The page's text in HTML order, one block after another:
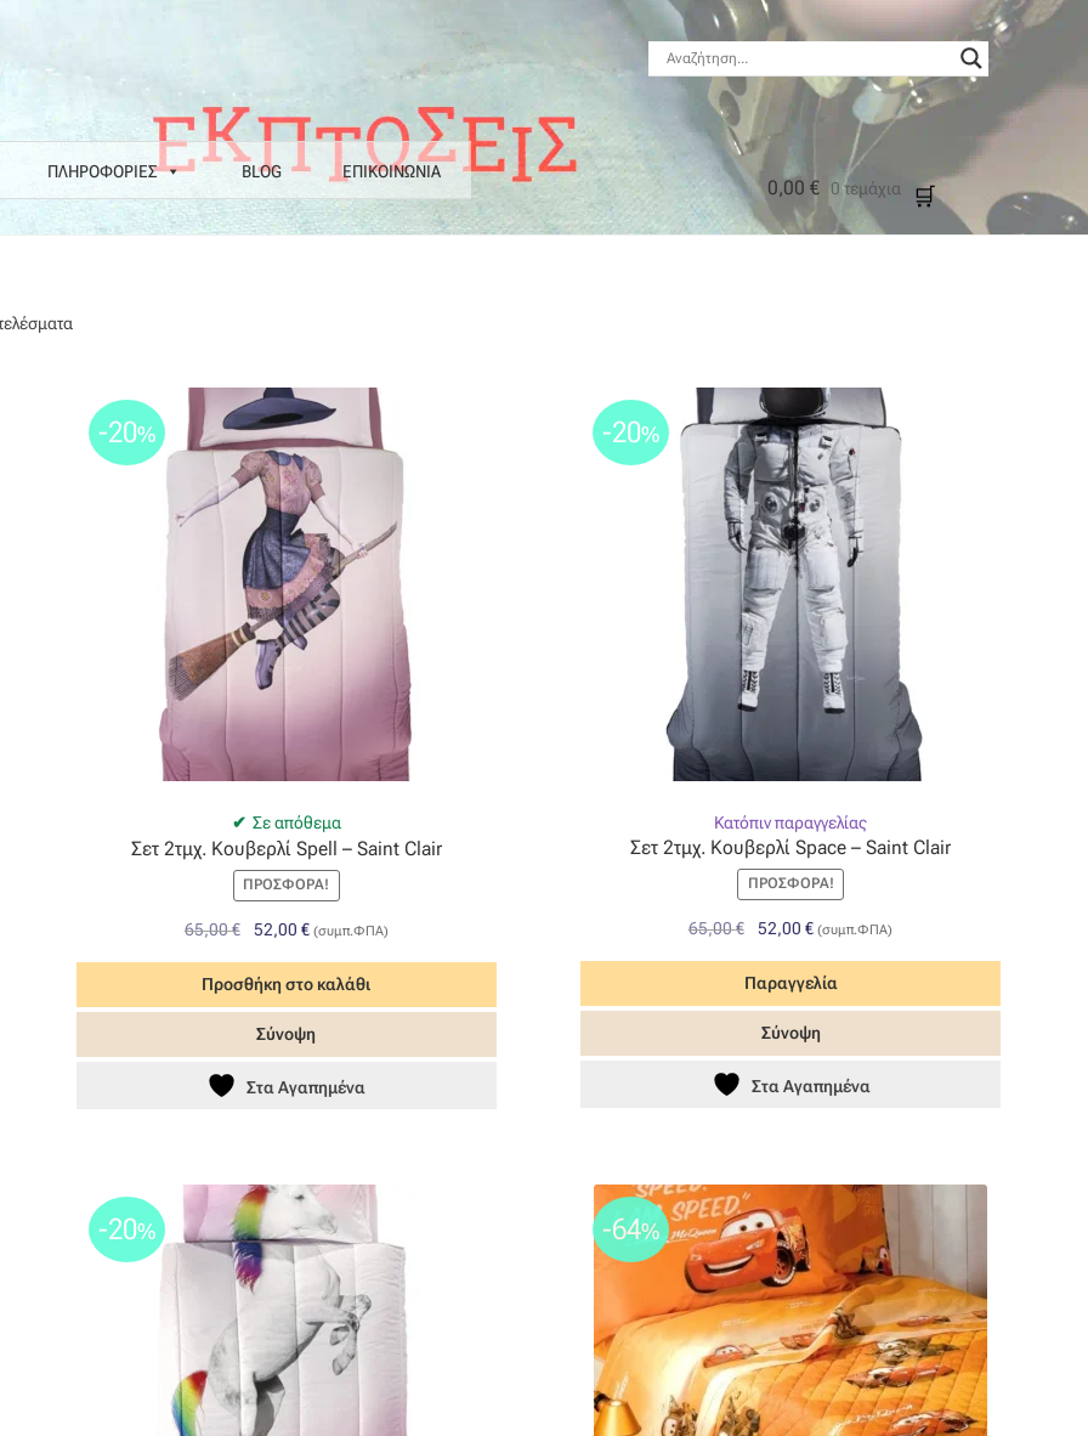
ΠΛΗΡΟΦΟΡΙΕΣ BLOG ΕΠΙΚΟΙΝΩΝΙΑ
ΕπιστροφέςΗ εταιρεία μαςΘάλασσαΚαλάθιΚατάστημαΛογαριασμός
0,00 € 0 τεμάχια
Σε απόθεμα
-20%
Σετ 2τμχ. Κουβερλί Spell – Saint Clair
ΠΡΟΣΦΟΡΆ!
65,00€
Original
was:
65,00 €.
52,00€Η
τιμή
είναι:
52,00 €.
(συμπ.ΦΠΑ)
Προσθήκη στο καλάθι
Σύνοψη
Στα Αγαπημένα
Κατόπιν παραγγελίας
-20%
Σετ 2τμχ. Κουβερλί Space – Saint Clair
ΠΡΟΣΦΟΡΆ!
65,00€
Original
was:
65,00 €.
52,00€Η
τιμή
είναι:
52,00 €.
(συμπ.ΦΠΑ)
Παραγγελία
Σύνοψη
Στα Αγαπημένα
-20% -64%